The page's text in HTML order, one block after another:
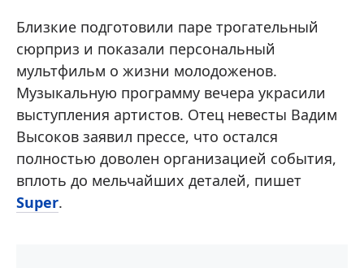
Близкие подготовили паре трогательный
сюрприз и показали персональный
мультфильм о жизни молодоженов.
Музыкальную программу вечера украсили
выступления артистов. Отец невесты Вадим
Высоков заявил прессе, что остался
полностью доволен организацией события,
вплоть до мельчайших деталей, пишет
Super.